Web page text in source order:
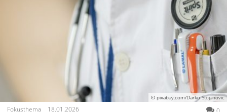
Schwalm
Impressum
Datenschutzerklärung© pixabay.com/Darko Stojanovic
Fokusthema 18.01.2026